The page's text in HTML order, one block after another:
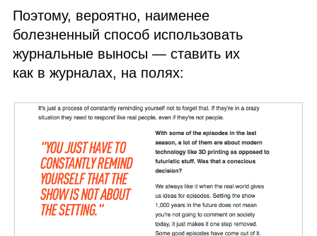
Поэтому, вероятно, наименее
болезненный способ использовать
журнальные выносы — ставить их
как в журналах, на полях: